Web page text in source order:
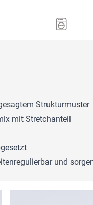
Strukturmuster
mit Stretchanteil
und